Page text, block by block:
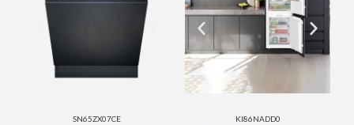
SN65ZX07CE KI86NADD0